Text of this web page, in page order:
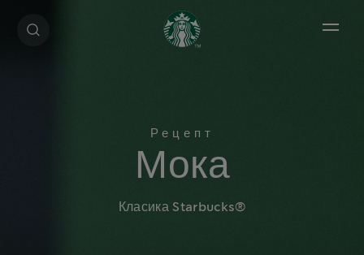
Open
Мока
Класика Starbucks®